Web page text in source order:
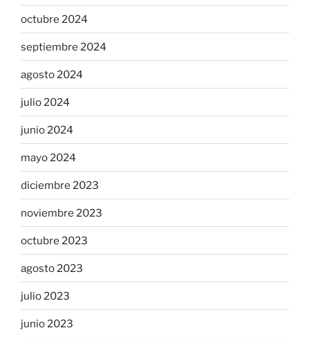
octubre 2024
septiembre 2024
agosto 2024
julio 2024
junio 2024
mayo 2024
diciembre 2023
noviembre 2023
octubre 2023
agosto 2023
julio 2023
junio 2023